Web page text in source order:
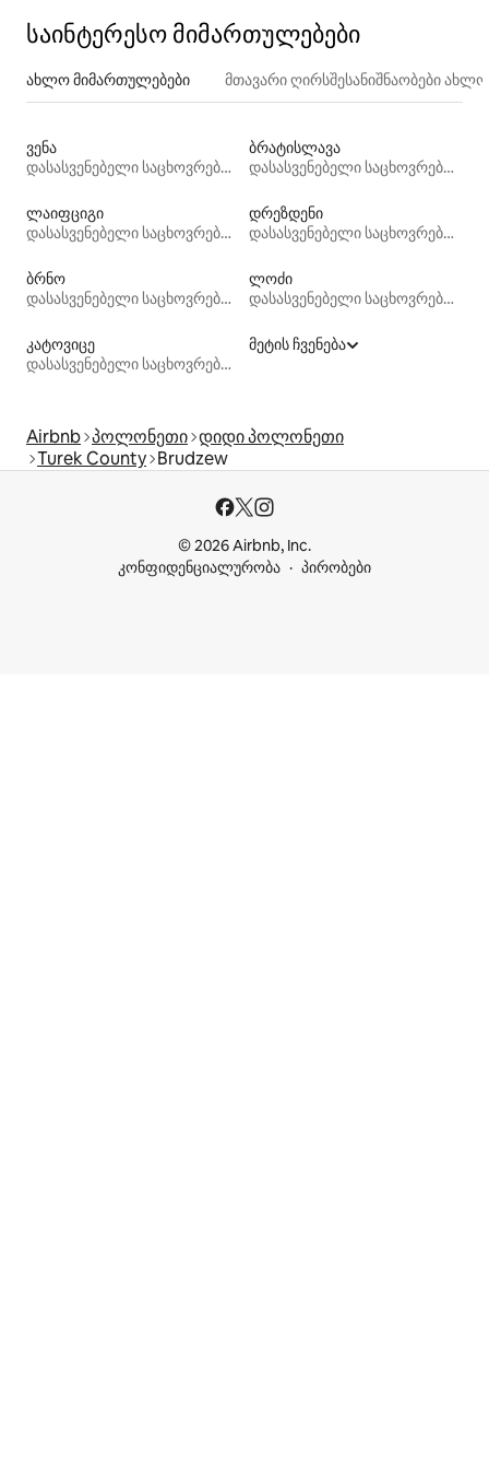
საინტერესო მიმართულებები
ახლო მიმართულებები მთავარი ღირსშესანიშნაობები
ვენა
დასასვენებელი საცხოვრებლები
ბრატისლავა
დასასვენებელი საცხოვრებლები
ლაიფციგი
დასასვენებელი საცხოვრებლები
დრეზდენი
დასასვენებელი საცხოვრებლები
ბრნო
დასასვენებელი საცხოვრებლები
ლოძი
დასასვენებელი საცხოვრებლები
კატოვიცე
დასასვენებელი საცხოვრებლები
მეტის ჩვენება
Airbnb პოლონეთი დიდი პოლონეთი
Turek County Brudzew
© 2026 Airbnb, Inc.
კონფიდენციალურობა
პირობები